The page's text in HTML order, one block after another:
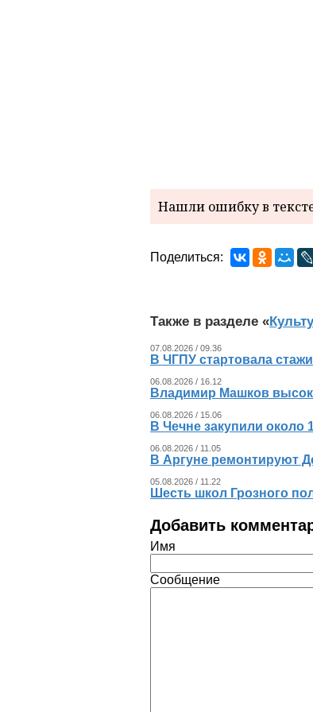
Нашли ошибку в
Поделиться:
Также в разделе «
07.08.2026 / 09.36
В ЧГПУ стартовала
06.08.2026 / 16.12
Владимир Машков
06.08.2026 / 15.06
В Чечне закупили около
06.08.2026 / 11.05
В Аргуне ремонтируют
05.08.2026 / 11.22
Шесть школ Грозного
Добавить
Имя
Сообщение